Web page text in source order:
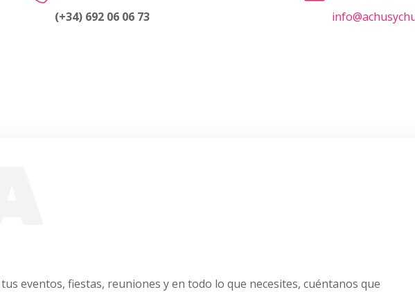
(+34) 692 06 06 73
eventos, fiestas, reuniones y en todo lo que necesites, cuéntanos que